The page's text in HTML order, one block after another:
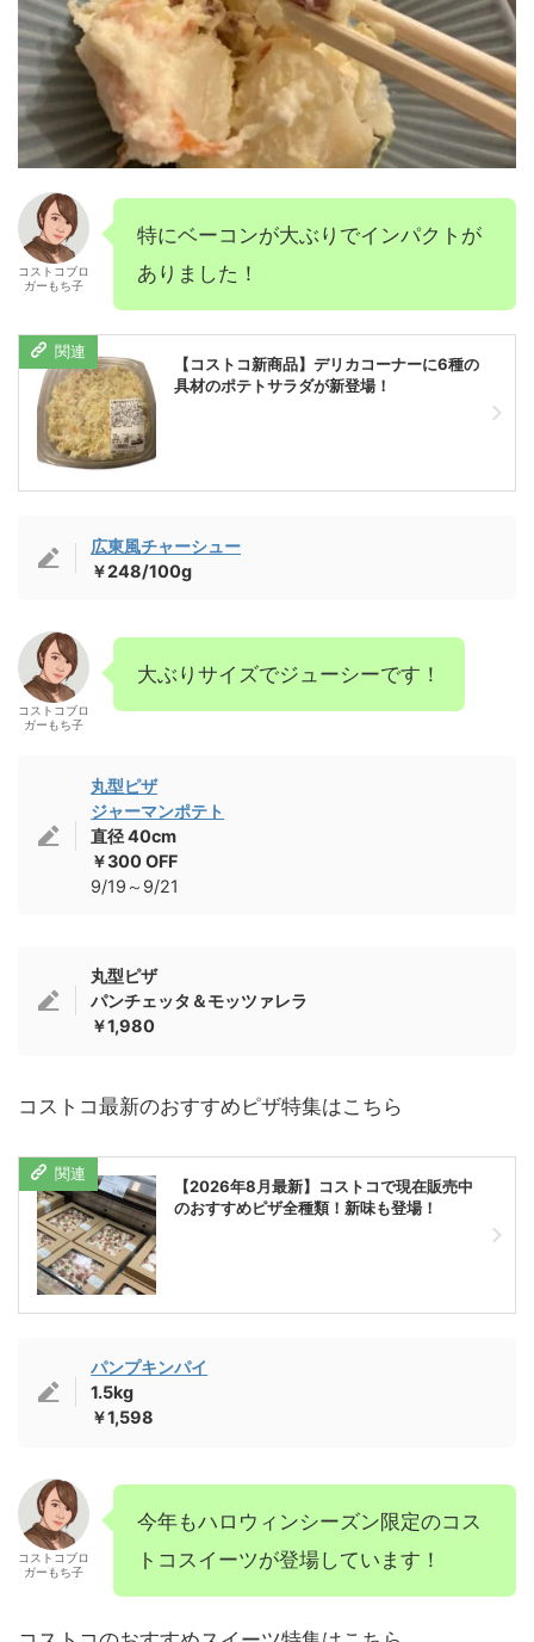
コストコブロ
ガーもち子
特にベーコンが大ぶりでインパクトが
ありました！
【コストコ新商品】デリカコーナーに6種の
具材のポテトサラダが新登場！
広東風チャーシュー
￥248/100g
コストコブロ
ガーもち子
大ぶりサイズでジューシーです！
丸型ピザ
ジャーマンポテト
直径 40cm
￥300 OFF
9/19～9/21
丸型ピザ
パンチェッタ＆モッツァレラ
￥1,980
コストコ最新のおすすめピザ特集はこちら
【2026年8月最新】コストコで現在販売中
のおすすめピザ全種類！新味も登場！
パンプキンパイ
1.5kg
￥1,598
コストコブロ
ガーもち子
今年もハロウィンシーズン限定のコス
トコスイーツが登場しています！